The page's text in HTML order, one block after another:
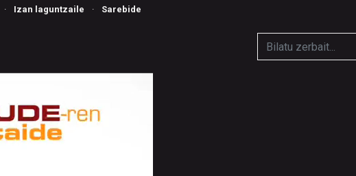
· Izan laguntzaile · Sarebide